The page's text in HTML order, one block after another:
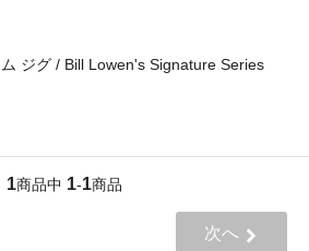
ム ジグ / Bill Lowen's Signature Series
1商品中 1-1商品
次へ